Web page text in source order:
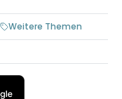
Weitere Themen